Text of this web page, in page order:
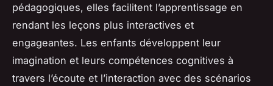
pédagogiques, elles facilitent l’apprentissage en
rendant les leçons plus interactives et
engageantes. Les enfants développent leur
imagination et leurs compétences cognitives à
travers l’écoute et l’interaction avec des scénarios